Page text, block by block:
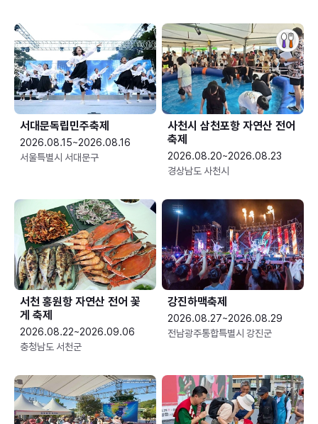
서대문독립민주축제
2026.08.15~2026.08.16
서울특별시 서대문구
사천시 삼천포항 자연산 전어
축제
2026.08.20~2026.08.23
경상남도 사천시
서천 홍원항 자연산 전어 꽃
게 축제
2026.08.22~2026.09.06
충청남도 서천군
강진하맥축제
2026.08.27~2026.08.29
전남광주통합특별시 강진군